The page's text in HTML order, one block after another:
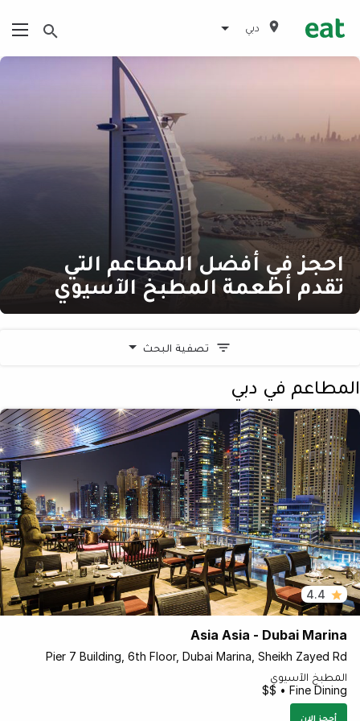
دبي
احجز في أفضل المطاعم التي
تقدم أطعمة المطبخ الآسيوي
تصفية البحث
المطاعم في دبي
4.4
Asia Asia - Dubai Marina
Pier 7 Building, 6th Floor, Dubai Marina, Sheikh Zayed Rd
المطبخ الآسيوي
Fine Dining • $$
أحجز الان